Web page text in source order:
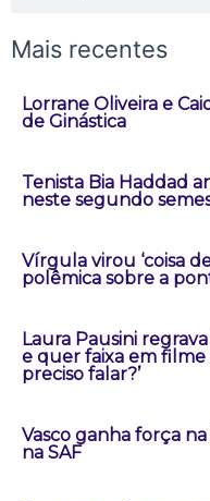
Mais recentes
Lorrane Oliveira e
de Ginástica
Tenista Bia Haddad
neste segundo
Vírgula virou ‘coisa
polêmica sobre a
Laura Pausini
e quer faixa em filme
preciso falar?’
Vasco ganha força
na SAF